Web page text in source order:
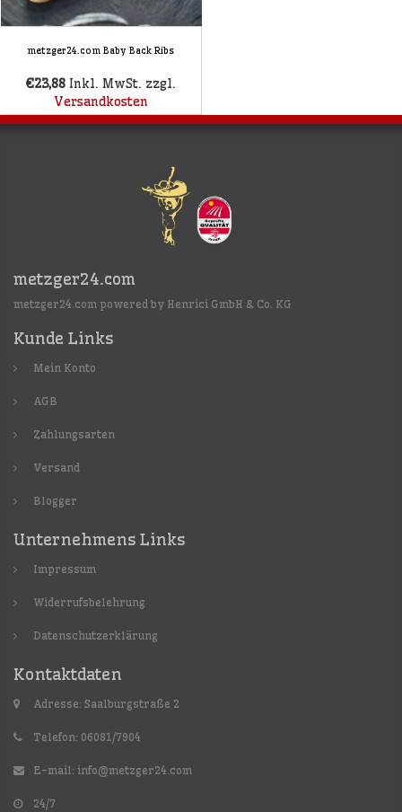
metzger24.com Baby Back Ribs
€23,88 Inkl. MwSt. zzgl.
Versandkosten
metzger24.com
metzger24.com powered by Henrici GmbH & Co. KG
Kunde Links
Mein Konto
AGB
Zahlungsarten
Versand
Blogger
Unternehmens Links
Impressum
Widerrufsbelehrung
Datenschutzerklärung
Kontaktdaten
Adresse: Saalburgstraße 2
Telefon: 06081/7904
E-mail: info@metzger24.com
24/7